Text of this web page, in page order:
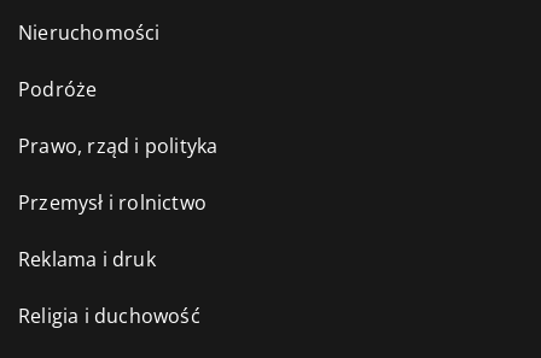
Nieruchomości
Podróże
Prawo, rząd i polityka
Przemysł i rolnictwo
Reklama i druk
Religia i duchowość